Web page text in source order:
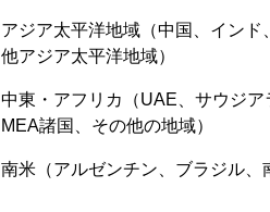
アジア太平洋地域（中国、イン
他アジア太平洋地域）
中東・アフリカ（UAE、サウジア
MEA諸国、その他の地域）
南米（アルゼンチン、ブラジル、